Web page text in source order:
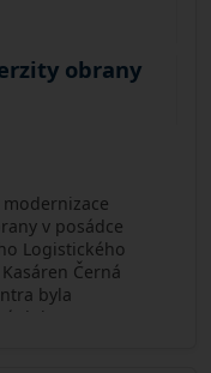
obrany
v posádce
Logistického
Černá
byla
dokumentace.